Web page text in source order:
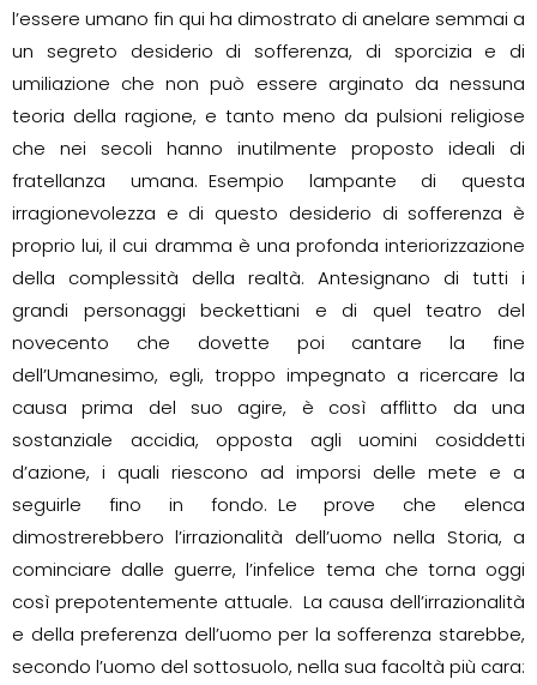
l’essere umano fin qui ha dimostrato di anelare semmai a
un segreto desiderio di sofferenza, di sporcizia e di
umiliazione che non può essere arginato da nessuna
teoria della ragione, e tanto meno da pulsioni religiose
che nei secoli hanno inutilmente proposto ideali di
fratellanza umana. Esempio lampante di questa
irragionevolezza e di questo desiderio di sofferenza è
proprio lui, il cui dramma è una profonda interiorizzazione
della complessità della realtà. Antesignano di tutti i
grandi personaggi beckettiani e di quel teatro del
novecento che dovette poi cantare la fine
dell’Umanesimo, egli, troppo impegnato a ricercare la
causa prima del suo agire, è così afflitto da una
sostanziale accidia, opposta agli uomini cosiddetti
d’azione, i quali riescono ad imporsi delle mete e a
seguirle fino in fondo. Le prove che elenca
dimostrerebbero l’irrazionalità dell’uomo nella Storia, a
cominciare dalle guerre, l’infelice tema che torna oggi
così prepotentemente attuale. La causa dell’irrazionalità
e della preferenza dell’uomo per la sofferenza starebbe,
secondo l’uomo del sottosuolo, nella sua facoltà più cara: